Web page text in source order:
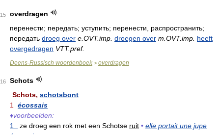
15
overdragen
перенести; передать; уступить; перенести, распространить;
передать droeg over e.OVT.imp. droegen over m.OVT.imp. heeft
overgedragen VTT.pref.
Deens-Russisch woordenboek > overdragen
16
Schots
Schots, schotsbont
1
écossais
♦voorbeelden:
1
ze droeg een rok met een Schotse ruit • elle portait une jupe